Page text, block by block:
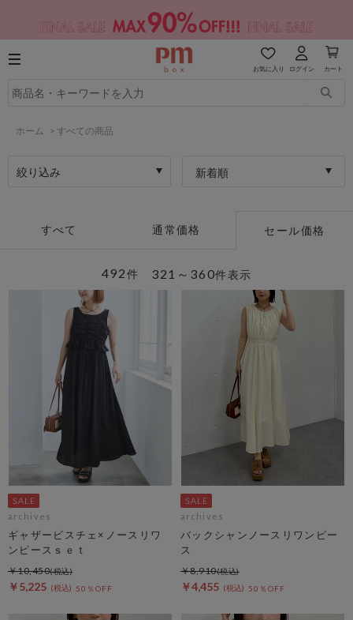
お気に入り ログイン カート
ホーム > すべての商品
絞り込み 新着順
すべて 通常価格 セール価格
321～360件表示
492件
archives
ギャザービスチェ×ノースリワ
ンピースｓｅｔ
￥5,225 50％OFF
￥10,450
archives
バックシャンノースリワンピー
ス
￥4,455 50％OFF
￥8,910